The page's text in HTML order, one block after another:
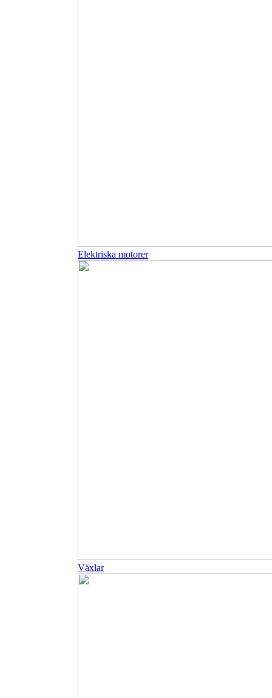
Elektriska motorer
Växlar